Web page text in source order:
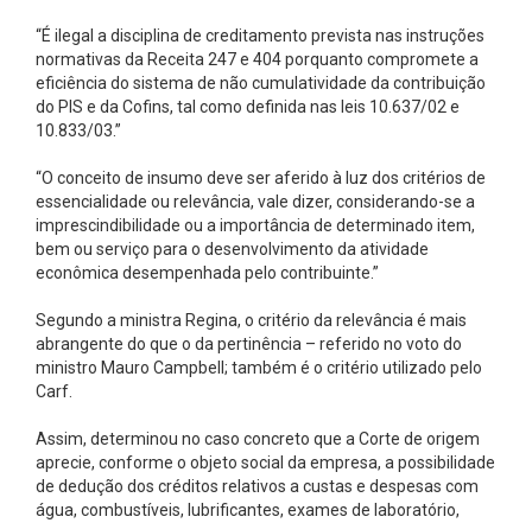
“É ilegal a disciplina de creditamento prevista nas instruções
normativas da Receita 247 e 404 porquanto compromete a
eficiência do sistema de não cumulatividade da contribuição
do PIS e da Cofins, tal como definida nas leis 10.637/02 e
10.833/03.”
“O conceito de insumo deve ser aferido à luz dos critérios de
essencialidade ou relevância, vale dizer, considerando-se a
imprescindibilidade ou a importância de determinado item,
bem ou serviço para o desenvolvimento da atividade
econômica desempenhada pelo contribuinte.”
Segundo a ministra Regina, o critério da relevância é mais
abrangente do que o da pertinência – referido no voto do
ministro Mauro Campbell; também é o critério utilizado pelo
Carf.
Assim, determinou no caso concreto que a Corte de origem
aprecie, conforme o objeto social da empresa, a possibilidade
de dedução dos créditos relativos a custas e despesas com
água, combustíveis, lubrificantes, exames de laboratório,